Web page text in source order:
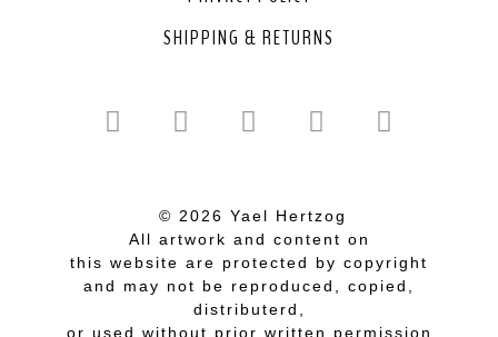
SHIPPING & RETURNS
© 2026 Yael Hertzog
All artwork and content on
this website are protected by copyright
and may not be reproduced, copied,
distributerd,
or used without prior written permission